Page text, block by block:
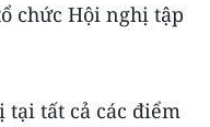
chức Hội nghị tập
tất cả các điểm